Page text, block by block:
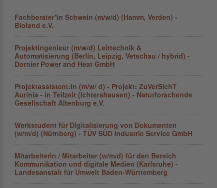
Fachberater*in Schwein (m/w/d) (Hamm, Verden) -
Bioland e.V.
Projektingenieur (m/w/d) Leittechnik &
Automatisierung (Berlin, Leipzig, Vetschau / hybrid) -
Dornier Power and Heat GmbH
Projektassistent:in (m/w/ d) - Projekt: ZuVerSichT
Aurinia - in Teilzeit (Ichtershausen) - Naturforschende
Gesellschaft Altenburg e.V.
Werkstudent für Digitalisierung von Dokumenten
(w/m/d) (Nürnberg) - TÜV SÜD Industrie Service GmbH
Mitarbeiterin / Mitarbeiter (w/m/d) für den Bereich
Kommunikation und digitale Medien (Karlsruhe) -
Landesanstalt für Umwelt Baden-Württemberg